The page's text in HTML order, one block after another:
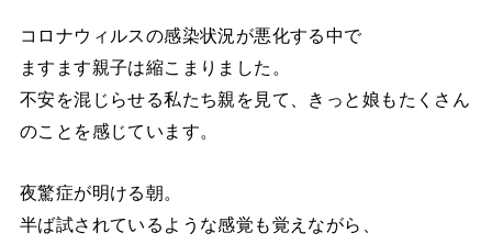
コロナウィルスの感染状況が悪化する中で
ますます親子は縮こまりました。
不安を混じらせる私たち親を見て、きっと娘もたくさん
のことを感じています。
夜驚症が明ける朝。
半ば試されているような感覚も覚えながら、